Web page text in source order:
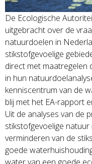
De Ecologische
uitgebracht over de
natuurdoelen in
stikstofgevoelige
direct met maatregelen
in hun
kenniscentrum van de
blij met het EA-rapport
Uit de analyses van de
stikstofgevoelige
verminderen van de
goede